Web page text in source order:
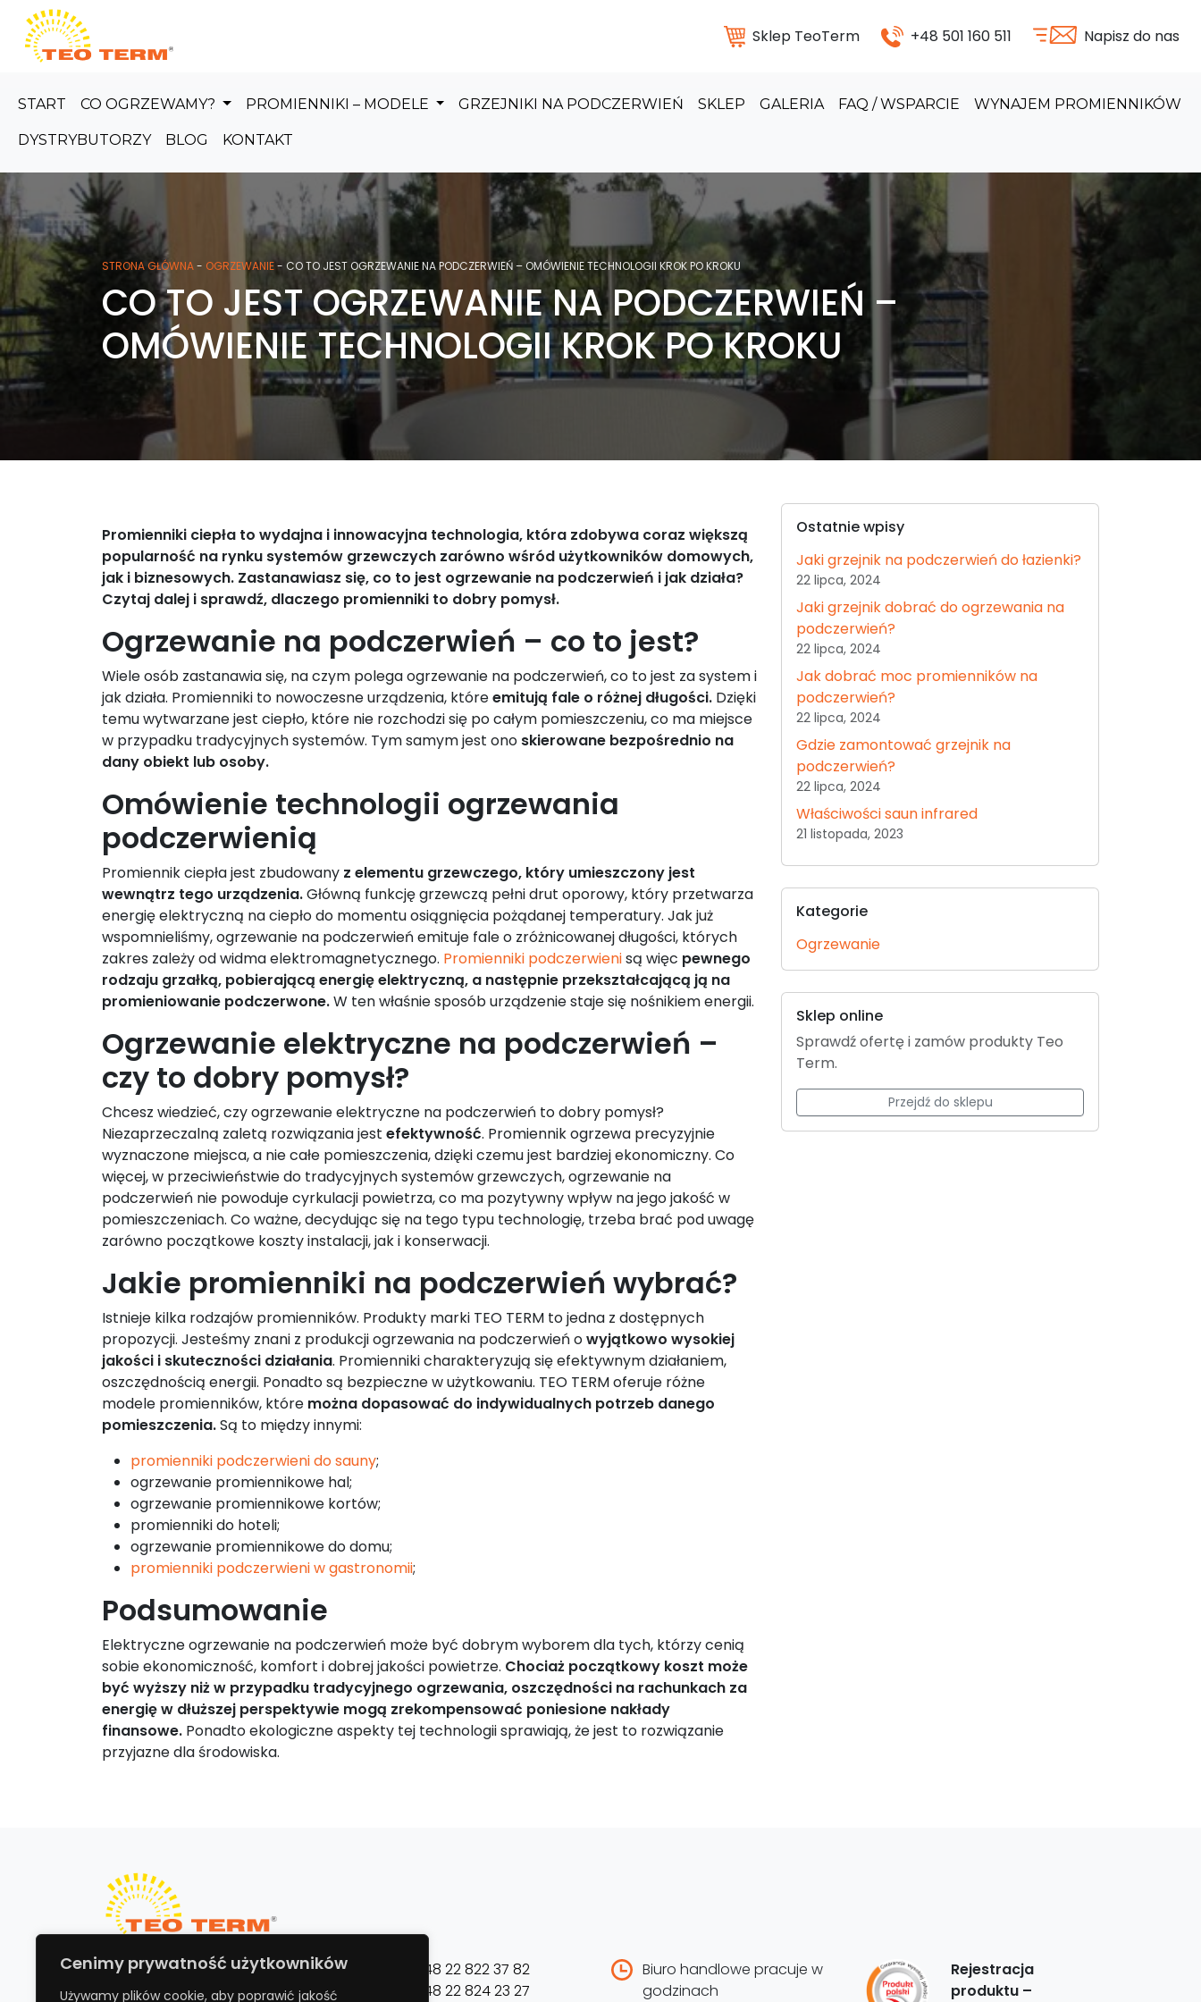
Cenimy prywatność użytkowników
Używamy plików cookie, aby poprawić jakość
Skip to main content
Sklep TeoTerm
+48 501 160 511 Napisz do nas
START CO OGRZEWAMY? PROMIENNIKI – MODELE GRZEJNIKI NA PODCZERWIEŃ SKLEP GALERIA FAQ / WSPARCIE WYNAJEM PROMIENNIKÓW
DYSTRYBUTORZY BLOG KONTAKT
STRONA GŁÓWNA- OGRZEWANIE- CO TO JEST OGRZEWANIE NA PODCZERWIEŃ – OMÓWIENIE TECHNOLOGII KROK PO KROKU
CO TO JEST OGRZEWANIE NA PODCZERWIEŃ –
OMÓWIENIE TECHNOLOGII KROK PO KROKU
Promienniki ciepła to wydajna i innowacyjna technologia, która zdobywa coraz większą
popularność na rynku systemów grzewczych zarówno wśród użytkowników domowych,
jak i biznesowych. Zastanawiasz się, co to jest ogrzewanie na podczerwień i jak działa?
Czytaj dalej i sprawdź, dlaczego promienniki to dobry pomysł.
Ogrzewanie na podczerwień – co to jest?
Wiele osób zastanawia się, na czym polega ogrzewanie na podczerwień, co to jest za system i
jak działa. Promienniki to nowoczesne urządzenia, któreemitują fale o różnej długości. Dzięki
temu wytwarzane jest ciepło, które nie rozchodzi się po całym pomieszczeniu, co ma miejsce
w przypadku tradycyjnych systemów. Tym samym jest ono skierowane bezpośrednio na
dany obiekt lub osoby.
Omówienie technologii ogrzewania
podczerwienią
Promiennik ciepła jest zbudowany z elementu grzewczego, który umieszczony jest
wewnątrz tego urządzenia.Główną funkcję grzewczą pełni drut oporowy, który przetwarza
energię elektryczną na ciepło do momentu osiągnięcia pożądanej temperatury. Jak już
wspomnieliśmy, ogrzewanie na podczerwień emituje fale o zróżnicowanej długości, których
zakres zależy od widma elektromagnetycznego. Promienniki podczerwienisą więc pewnego
rodzaju grzałką, pobierającą energię elektryczną, a następnie przekształcającą ją na
promieniowanie podczerwone.W ten właśnie sposób urządzenie staje się nośnikiem energii.
Ogrzewanie elektryczne na podczerwień –
czy to dobry pomysł?
Chcesz wiedzieć, czy ogrzewanie elektryczne na podczerwień to dobry pomysł?
Niezaprzeczalną zaletą rozwiązania jest efektywność. Promiennik ogrzewa precyzyjnie
wyznaczone miejsca, a nie całe pomieszczenia, dzięki czemu jest bardziej ekonomiczny. Co
więcej, w przeciwieństwie do tradycyjnych systemów grzewczych, ogrzewanie na
podczerwień nie powoduje cyrkulacji powietrza, co ma pozytywny wpływ na jego jakość w
pomieszczeniach. Co ważne, decydując się na tego typu technologię, trzeba brać pod uwagę
zarówno początkowe koszty instalacji, jak i konserwacji.
Jakie promienniki na podczerwień wybrać?
Istnieje kilka rodzajów promienników. Produkty marki TEO TERM to jedna z dostępnych
propozycji. Jesteśmy znani z produkcji ogrzewania na podczerwień owyjątkowo wysokiej
jakości i skuteczności działania. Promienniki charakteryzują się efektywnym działaniem,
oszczędnością energii. Ponadto są bezpieczne w użytkowaniu. TEO TERM oferuje różne
modele promienników, które można dopasować do indywidualnych potrzeb danego
pomieszczenia.Są to między innymi:
promienniki podczerwieni do sauny;
ogrzewanie promiennikowe hal;
ogrzewanie promiennikowe kortów;
promienniki do hoteli;
ogrzewanie promiennikowe do domu;
promienniki podczerwieni w gastronomii;
Podsumowanie
Elektryczne ogrzewanie na podczerwień może być dobrym wyborem dla tych, którzy cenią
sobie ekonomiczność, komfort i dobrej jakości powietrze. Chociaż początkowy koszt może
być wyższy niż w przypadku tradycyjnego ogrzewania, oszczędności na rachunkach za
energię w dłuższej perspektywie mogą zrekompensować poniesione nakłady
finansowe. Ponadto ekologiczne aspekty tej technologii sprawiają, że jest to rozwiązanie
przyjazne dla środowiska.
Ostatnie wpisy
Jaki grzejnik na podczerwień do łazienki?
22 lipca, 2024
Jaki grzejnik dobrać do ogrzewania na
podczerwień?
22 lipca, 2024
Jak dobrać moc promienników na
podczerwień?
22 lipca, 2024
Gdzie zamontować grzejnik na
podczerwień?
22 lipca, 2024
Właściwości saun infrared
21 listopada, 2023
Kategorie
Ogrzewanie
Sklep online
Sprawdź ofertę i zamów produkty Teo
Term.
Przejdź do sklepu
Teo Term Andrzej I Danuta
Wrońscy Sp.j.
+48 22 822 37 82
+48 22 824 23 27
Biuro handlowe pracuje w
godzinach
Rejestracja
produktu –